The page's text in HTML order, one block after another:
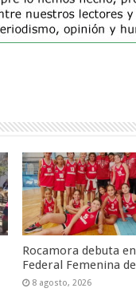
Rocamora debuta
Federal Femenina
8 agosto, 2026